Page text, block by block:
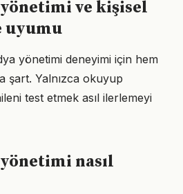
ve kişisel
uyumu
yönetimi deneyimi için hem
şart. Yalnızca okuyup
test etmek asıl ilerlemeyi
nasıl